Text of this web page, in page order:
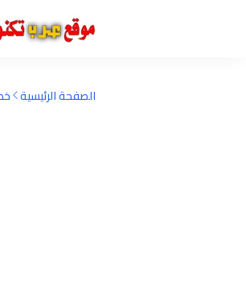
الصفحة الرئيسية